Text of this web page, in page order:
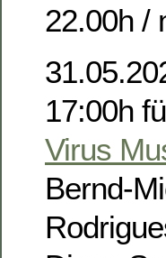
22.00h /
17:00h
Virus
Bernd-